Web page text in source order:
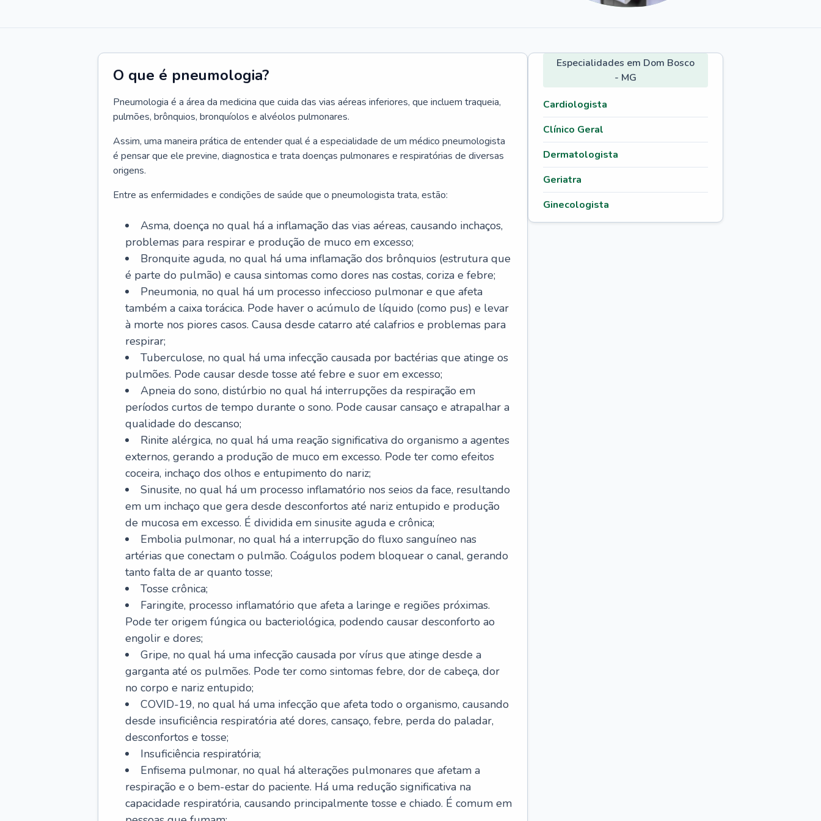
O que é pneumologia?
Pneumologia é a área da medicina que cuida das vias aéreas inferiores, que incluem traqueia,
pulmões, brônquios, bronquíolos e alvéolos pulmonares.
Assim, uma maneira prática de entender qual é a especialidade de um médico pneumologista
é pensar que ele previne, diagnostica e trata doenças pulmonares e respiratórias de diversas
origens.
Entre as enfermidades e condições de saúde que o pneumologista trata, estão:
Asma, doença no qual há a inflamação das vias aéreas, causando inchaços,
problemas para respirar e produção de muco em excesso;
Bronquite aguda, no qual há uma inflamação dos brônquios (estrutura que
é parte do pulmão) e causa sintomas como dores nas costas, coriza e febre;
Pneumonia, no qual há um processo infeccioso pulmonar e que afeta
também a caixa torácica. Pode haver o acúmulo de líquido (como pus) e levar
à morte nos piores casos. Causa desde catarro até calafrios e problemas para
respirar;
Tuberculose, no qual há uma infecção causada por bactérias que atinge os
pulmões. Pode causar desde tosse até febre e suor em excesso;
Apneia do sono, distúrbio no qual há interrupções da respiração em
períodos curtos de tempo durante o sono. Pode causar cansaço e atrapalhar a
qualidade do descanso;
Rinite alérgica, no qual há uma reação significativa do organismo a agentes
externos, gerando a produção de muco em excesso. Pode ter como efeitos
coceira, inchaço dos olhos e entupimento do nariz;
Sinusite, no qual há um processo inflamatório nos seios da face, resultando
em um inchaço que gera desde desconfortos até nariz entupido e produção
de mucosa em excesso. É dividida em sinusite aguda e crônica;
Embolia pulmonar, no qual há a interrupção do fluxo sanguíneo nas
artérias que conectam o pulmão. Coágulos podem bloquear o canal, gerando
tanto falta de ar quanto tosse;
Tosse crônica;
Faringite, processo inflamatório que afeta a laringe e regiões próximas.
Pode ter origem fúngica ou bacteriológica, podendo causar desconforto ao
engolir e dores;
Gripe, no qual há uma infecção causada por vírus que atinge desde a
garganta até os pulmões. Pode ter como sintomas febre, dor de cabeça, dor
no corpo e nariz entupido;
COVID-19, no qual há uma infecção que afeta todo o organismo, causando
desde insuficiência respiratória até dores, cansaço, febre, perda do paladar,
desconfortos e tosse;
Insuficiência respiratória;
Enfisema pulmonar, no qual há alterações pulmonares que afetam a
respiração e o bem-estar do paciente. Há uma redução significativa na
capacidade respiratória, causando principalmente tosse e chiado. É comum em
Especialidades em Dom Bosco
- MG
Cardiologista
Clínico Geral
Dermatologista
Geriatra
Ginecologista